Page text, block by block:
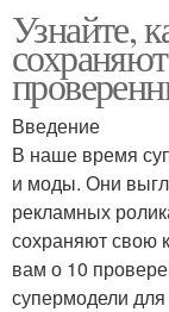
Узнайте,
Введение
В наше время
и моды. Они
рекламных
сохраняют свою
вам о 10
супермодели